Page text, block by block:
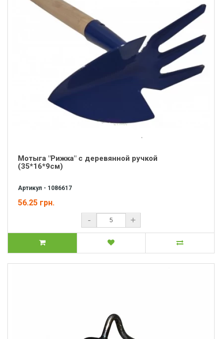
Мотыга "Рижка" с деревянной ручкой
(35*16*9см)
Артикул - 1086617
56.25 грн.
- +